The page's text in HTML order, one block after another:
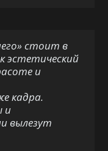
» стоит в
эстетический
и
кадра.
и
вылезут